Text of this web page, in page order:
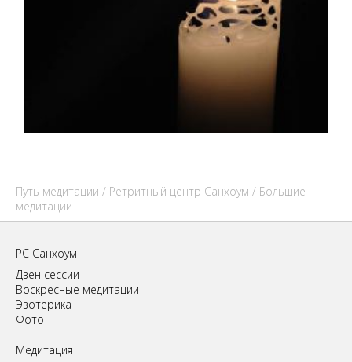
Путь медитации / Ретритный центр Санхоум / Большие
медитации
РС Санхоум
Дзен сессии
Воскресные медитации
Эзотерика
Фото
Медитация